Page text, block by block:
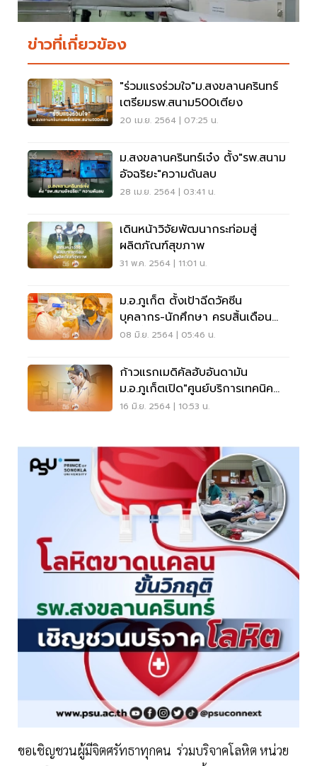
ข่าวที่เกี่ยวข้อง
"ร่วมแรงร่วมใจ"ม.สงขลานครินทร์
เตรียมรพ.สนาม500เตียง
20 เม.ย. 2564 | 07:25 น.
ม.สงขลานครินทร์เจ๋ง ตั้ง"รพ.สนาม
อัจฉริยะ"ความดันลบ
28 เม.ย. 2564 | 03:41 น.
เดินหน้าวิจัยพัฒนากระท่อมสู่
ผลิตภัณฑ์สุขภาพ
31 พ.ค. 2564 | 11:01 น.
ม.อ.ภูเก็ต ตั้งเป้าฉีดวัคซีน
บุคลากร-นักศึกษา ครบสิ้นเดือน
มิ.ย.นี้
08 มิ.ย. 2564 | 05:46 น.
ก้าวแรกเมดิคัลฮับอันดามัน
ม.อ.ภูเก็ตเปิด"ศูนย์บริการเทคนิค
การแพทย์"
16 มิ.ย. 2564 | 10:53 น.
ขอเชิญชวนผู้มีจิตศรัทธาทุกคน ร่วมบริจาคโลหิต หน่วย